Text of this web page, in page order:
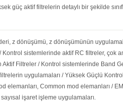
güç aktif filtrelerin detaylı bir şekilde
z dönüşümü, z dönüşümünün
Kontrol sistemlerinde aktif RC filtreler, çok
Filtreler / Kontrol sistemlerinde Band
uygulamaları / Yüksek Güçlü
elemanları, Common mod elemanları /
işaret işleme uygulamaları.